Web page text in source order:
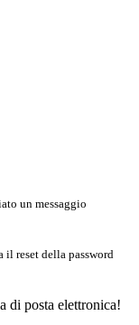
un messaggio
il reset della password
di posta elettronica!